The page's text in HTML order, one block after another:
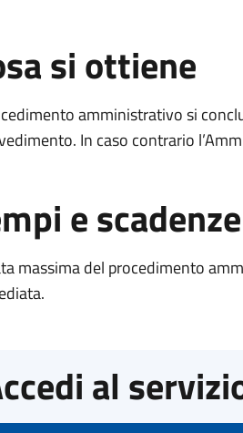
si ottiene
amministrativo si
In caso contrario
e scadenze
massima del procedimento
al